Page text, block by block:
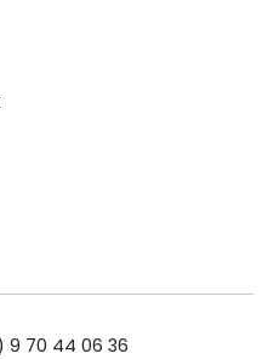
9 70 44 06 36